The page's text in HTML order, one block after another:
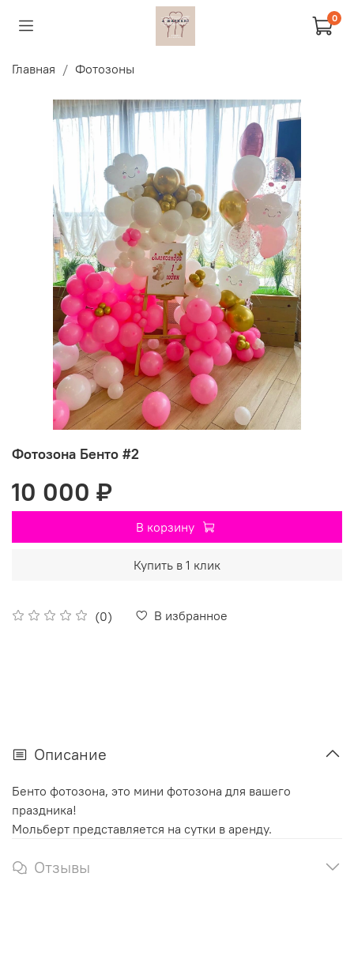
0
Главная Фотозоны
Фотозона Бенто #2
(0) В избранное
10 000 ₽
В корзину
Купить в 1 клик
Описание
Бенто фотозона, это мини фотозона для вашего
праздника!
Мольберт представляется на сутки в аренду.
Отзывы